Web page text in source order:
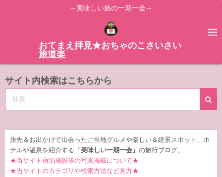
ス
ッ
～美味しい旅の一期一会～
おてまえ拝見★おちゃのこさいさい
旅道楽
サイト内検索はこちらから
旅先＆お出かけで出会ったご当地グルメや楽しい＆絶景スポット、ホ
テルや温泉を紹介する『 美味しい一期一会』 の旅行ブログ。
★当サイト宿泊施設等の写真掲載について★
★当サイトのカテゴリや検索方法など見方★